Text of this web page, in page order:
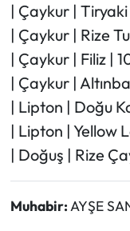
| Çaykur |
| Çaykur | Rize
| Çaykur | Filiz |
| Çaykur |
| Lipton | Doğu
| Lipton | Yellow
| Doğuş | Rize
Muhabir:AYŞE